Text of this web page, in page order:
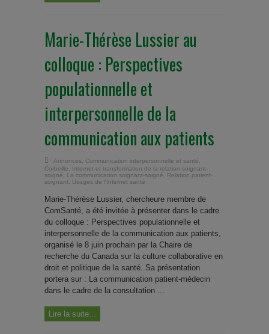
Marie-Thérèse Lussier au
colloque : Perspectives
populationnelle et
interpersonnelle de la
communication aux patients
Annonces Communication interpersonnelle et santé
Corbeille
Internet et transformation de la relation soignant-
soigné
La communication soignant-soigné
Relation patient-
soignant
Usages de l'Internet santé
Marie-Thérèse Lussier, chercheure membre de
ComSanté, a été invitée à présenter dans le cadre
du colloque : Perspectives populationnelle et
interpersonnelle de la communication aux patients,
organisé le 8 juin prochain par la Chaire de
recherche du Canada sur la culture collaborative en
droit et politique de la santé. Sa présentation
portera sur : La communication patient-médecin
dans le cadre de la consultation ...
Lire la suite...